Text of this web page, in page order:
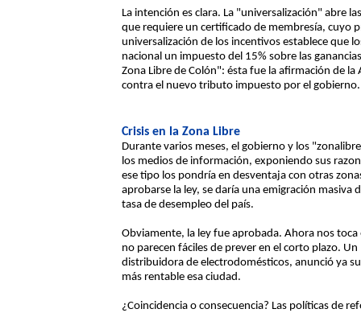
La intención es clara. La "universalización" abre
que requiere un certificado de membresía, cuyo
universalización de los incentivos establece que
nacional un impuesto del 15% sobre las
Zona Libre de Colón": ésta fue la afirmación de la
contra el nuevo tributo impuesto por el gobierno.
Crisis en la Zona Libre
Durante varios meses, el gobierno y los
los medios de información, exponiendo sus
ese tipo los pondría en desventaja con otras
aprobarse la ley, se daría una emigración masiva
tasa de desempleo del país.
Obviamente, la ley fue aprobada. Ahora nos
no parecen fáciles de prever en el corto plazo.
distribuidora de electrodomésticos, anunció ya
más rentable esa ciudad.
¿Coincidencia o consecuencia? Las políticas de